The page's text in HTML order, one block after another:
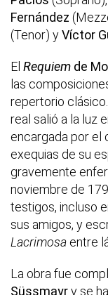
Fernández
(Tenor) yVíctor
El Requiem de
las
repertorio
real salió a la luz
encargada por el
exequias de su
gravemente
noviembre de
testigos, incluso
sus amigos, y
Lacrimosa entre
La obra fue
Süssmayry se